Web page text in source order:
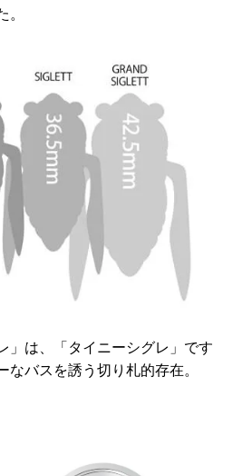
。
」は、「タイニーシグレ」です
なバスを誘う切り札的存在。